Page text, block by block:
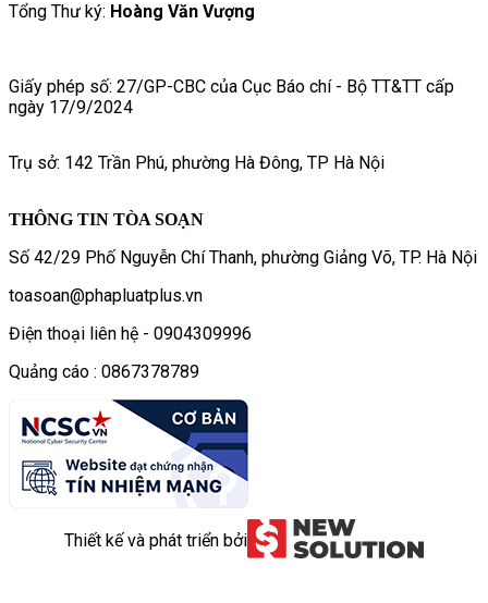
Tổng Thư ký: Hoàng Văn Vượng
Giấy phép số: 27/GP-CBC của Cục Báo chí - Bộ TT&TT cấp
ngày 17/9/2024
Trụ sở: 142 Trần Phú, phường Hà Đông, TP Hà Nội
THÔNG TIN TÒA SOẠN
Số 42/29 Phố Nguyễn Chí Thanh, phường Giảng Võ, TP. Hà Nội
toasoan@phapluatplus.vn
Điện thoại liên hệ - 0904309996
Quảng cáo : 0867378789
Thiết kế và phát triển bởi